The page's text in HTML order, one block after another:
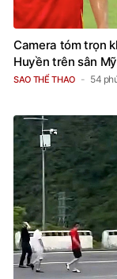
Camera tóm trọn
Huyền trên sân
SAO THỂ THAO 54